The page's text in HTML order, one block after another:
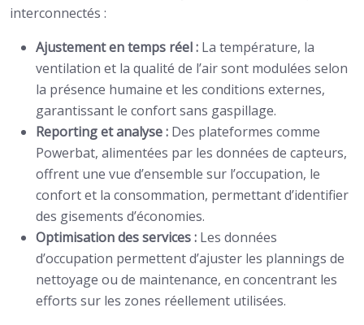
interconnectés :
Ajustement en temps réel : La température, la
ventilation et la qualité de l’air sont modulées selon
la présence humaine et les conditions externes,
garantissant le confort sans gaspillage.
Reporting et analyse : Des plateformes comme
Powerbat, alimentées par les données de capteurs,
offrent une vue d’ensemble sur l’occupation, le
confort et la consommation, permettant d’identifier
des gisements d’économies.
Optimisation des services : Les données
d’occupation permettent d’ajuster les plannings de
nettoyage ou de maintenance, en concentrant les
efforts sur les zones réellement utilisées.